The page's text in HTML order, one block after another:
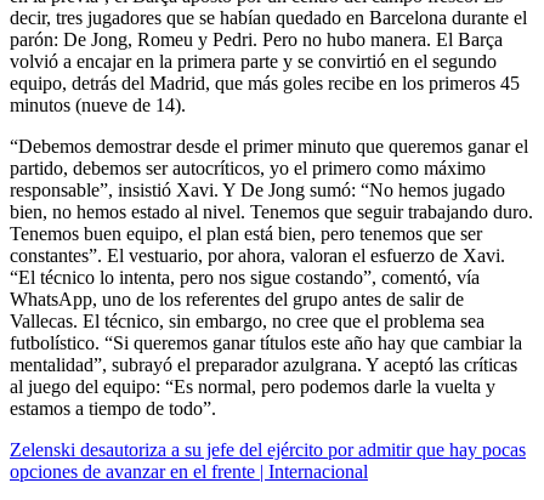
decir, tres jugadores que se habían quedado en Barcelona durante el
parón: De Jong, Romeu y Pedri. Pero no hubo manera. El Barça
volvió a encajar en la primera parte y se convirtió en el segundo
equipo, detrás del Madrid, que más goles recibe en los primeros 45
minutos (nueve de 14).
“Debemos demostrar desde el primer minuto que queremos ganar el
partido, debemos ser autocríticos, yo el primero como máximo
responsable”, insistió Xavi. Y De Jong sumó: “No hemos jugado
bien, no hemos estado al nivel. Tenemos que seguir trabajando duro.
Tenemos buen equipo, el plan está bien, pero tenemos que ser
constantes”. El vestuario, por ahora, valoran el esfuerzo de Xavi.
“El técnico lo intenta, pero nos sigue costando”, comentó, vía
WhatsApp, uno de los referentes del grupo antes de salir de
Vallecas. El técnico, sin embargo, no cree que el problema sea
futbolístico. “Si queremos ganar títulos este año hay que cambiar la
mentalidad”, subrayó el preparador azulgrana. Y aceptó las críticas
al juego del equipo: “Es normal, pero podemos darle la vuelta y
estamos a tiempo de todo”.
Zelenski desautoriza a su jefe del ejército por admitir que hay pocas
opciones de avanzar en el frente | Internacional